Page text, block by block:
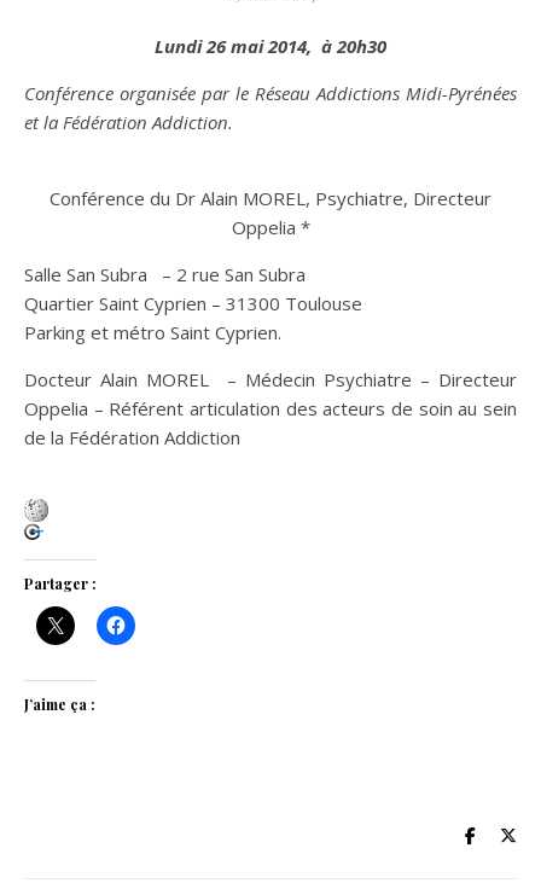
Lundi 26 mai 2014, à 20h30
Conférence organisée par le Réseau Addictions Midi-Pyrénées
et la Fédération Addiction.
Conférence du Dr Alain MOREL, Psychiatre, Directeur
Oppelia *
Salle San Subra – 2 rue San Subra
Quartier Saint Cyprien – 31300 Toulouse
Parking et métro Saint Cyprien.
Docteur Alain MOREL – Médecin Psychiatre – Directeur
Oppelia – Référent articulation des acteurs de soin au sein
de la Fédération Addiction
Partager :
J’aime ça :